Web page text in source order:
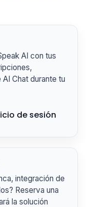
AI con tus
Chat durante tu
de sesión
integración de
Reserva una
la solución
bokmål
文